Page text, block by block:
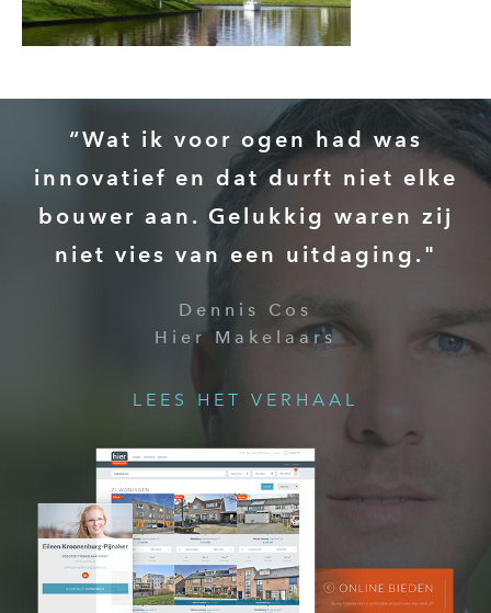
“Wat ik voor ogen had was
innovatief en dat durft niet elke
bouwer aan. Gelukkig waren zij
niet vies van een uitdaging."
Dennis Cos
Hier Makelaars
LEES HET VERHAAL